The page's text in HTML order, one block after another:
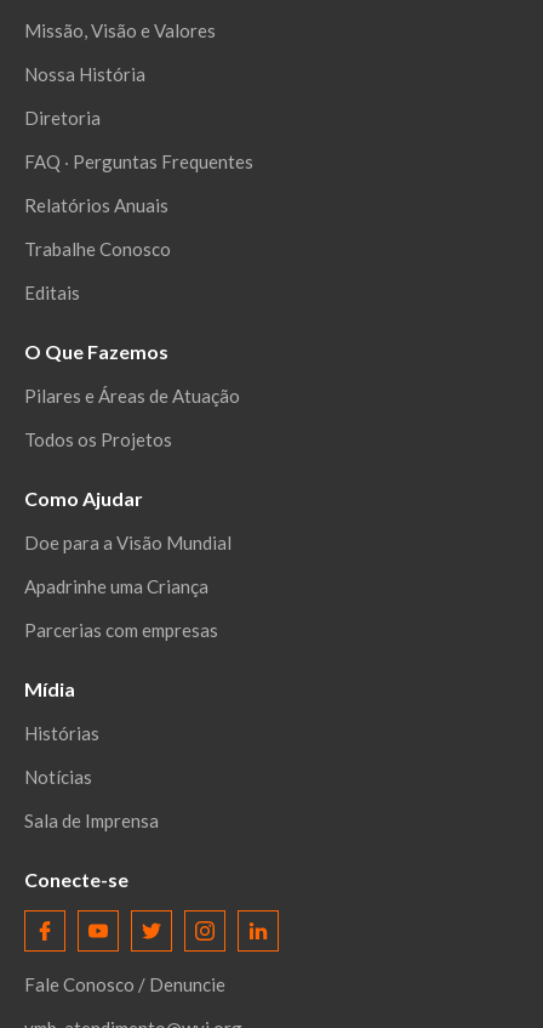
Missão, Visão e Valores
Nossa História
Diretoria
FAQ ‧ Perguntas Frequentes
Relatórios Anuais
Trabalhe Conosco
Editais
O Que Fazemos
Pilares e Áreas de Atuação
Todos os Projetos
Como Ajudar
Doe para a Visão Mundial
Apadrinhe uma Criança
Parcerias com empresas
Mídia
Histórias
Notícias
Sala de Imprensa
Conecte-se
Fale Conosco / Denuncie